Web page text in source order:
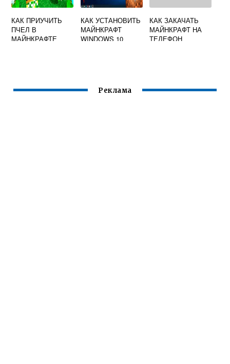
КАК ПРИУЧИТЬ
ПЧЕЛ В
МАЙНКРАФТЕ
КАК УСТАНОВИТЬ
МАЙНКРАФТ
WINDOWS 10
КАК ЗАКАЧАТЬ
МАЙНКРАФТ НА
ТЕЛЕФОН
Реклама